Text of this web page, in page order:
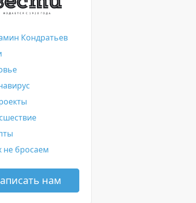
Кондратьев
не бросаем
нам